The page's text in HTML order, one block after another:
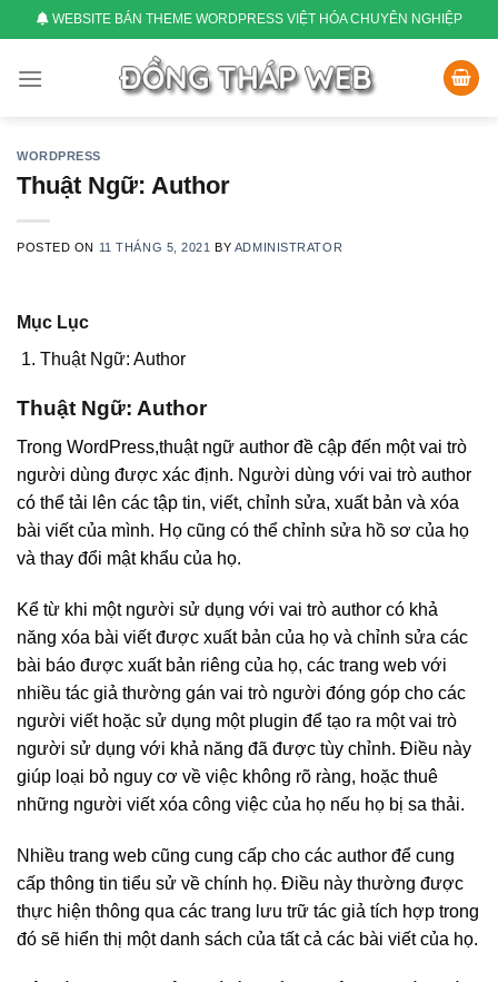
to
content
WEBSITE BÁN THEME WORDPRESS VIỆT HÓA CHUYÊN NGHIỆP
WORDPRESS
Thuật Ngữ: Author
POSTED ON 11 THÁNG 5, 2021 BY ADMINISTRATOR
Mục Lục
Thuật Ngữ: Author
Thuật Ngữ: Author
Trong WordPress,thuật ngữ author đề cập đến một vai trò
người dùng được xác định. Người dùng với vai trò author
có thể tải lên các tập tin, viết, chỉnh sửa, xuất bản và xóa
bài viết của mình. Họ cũng có thể chỉnh sửa hồ sơ của họ
và thay đổi mật khẩu của họ.
Kể từ khi một người sử dụng với vai trò author có khả
năng xóa bài viết được xuất bản của họ và chỉnh sửa các
bài báo được xuất bản riêng của họ, các trang web với
nhiều tác giả thường gán vai trò người đóng góp cho các
người viết hoặc sử dụng một plugin để tạo ra một vai trò
người sử dụng với khả năng đã được tùy chỉnh. Điều này
giúp loại bỏ nguy cơ về việc không rõ ràng, hoặc thuê
những người viết xóa công việc của họ nếu họ bị sa thải.
Nhiều trang web cũng cung cấp cho các author để cung
cấp thông tin tiểu sử về chính họ. Điều này thường được
thực hiện thông qua các trang lưu trữ tác giả tích hợp trong
đó sẽ hiển thị một danh sách của tất cả các bài viết của họ.